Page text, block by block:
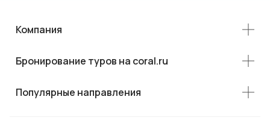
Компания
Бронирование туров на coral.ru
Популярные направления